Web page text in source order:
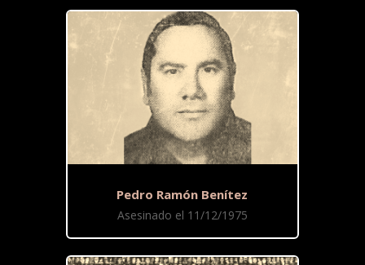
Pedro Ramón Benítez
Asesinado el 11/12/1975